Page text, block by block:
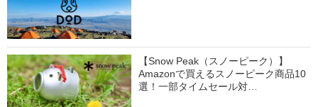
【Snow Peak（スノーピーク）】
Amazonで買えるスノーピーク商品10
選！一部タイムセール対…